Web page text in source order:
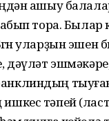
ашыу
тора.
уларҙын эшен
дәүләт
тыуған
тәпей